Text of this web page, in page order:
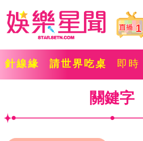
1
針線緣 請世界吃桌 即時
關鍵字